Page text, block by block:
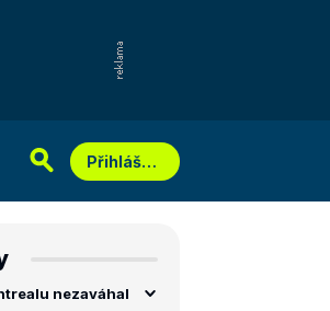
Přihlášení
nezaváhal